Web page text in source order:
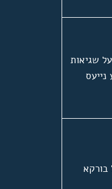
שגיאות
בורקא